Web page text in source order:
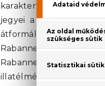
karaktert, míg a
jegyei a parfüm
átformálni a napodat,
Rabanne parfümmel és
Rabanne Pour
illatélményt!